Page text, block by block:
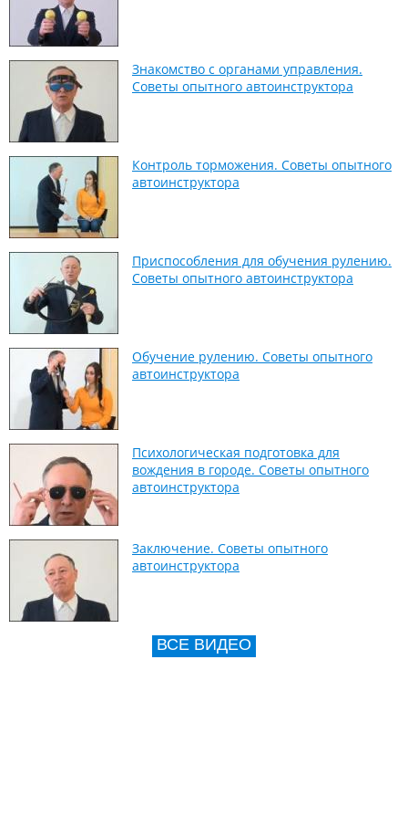
Знакомство с органами управления.
Советы опытного автоинструктора
Контроль торможения. Советы опытного
автоинструктора
Приспособления для обучения рулению.
Советы опытного автоинструктора
Обучение рулению. Советы опытного
автоинструктора
Психологическая подготовка для
вождения в городе. Советы опытного
автоинструктора
Заключение. Советы опытного
автоинструктора
ВСЕ ВИДЕО